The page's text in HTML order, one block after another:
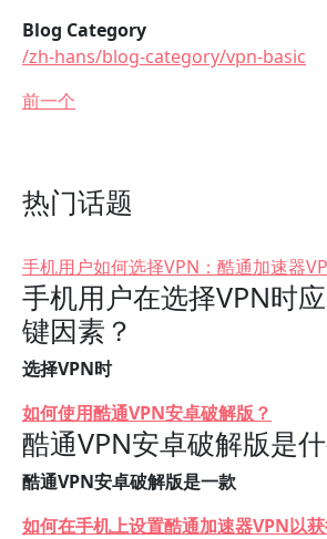
Blog Category
/zh-hans/blog-category/vpn-basic
前一个
热门话题
手机用户如何选择VPN：酷通加速器
手机用户在选择VPN时
键因素？
选择VPN时
如何使用酷通VPN安卓破解版？
酷通VPN安卓破解版是
酷通VPN安卓破解版是一款
如何在手机上设置酷通加速器VPN以